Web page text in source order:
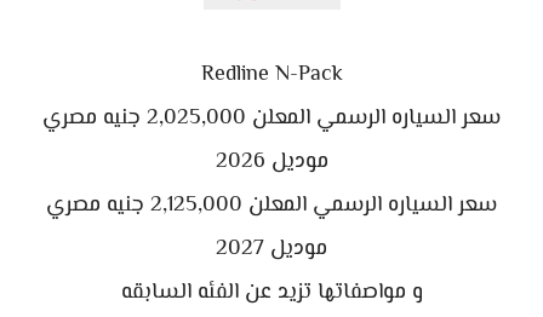
Redline N-Pack
سعر السياره الرسمي المعلن 2,025,000 جنيه مصري
موديل 2026
سعر السياره الرسمي المعلن 2,125,000 جنيه مصري
موديل 2027
و مواصفاتها تزيد عن الفئه السابقه